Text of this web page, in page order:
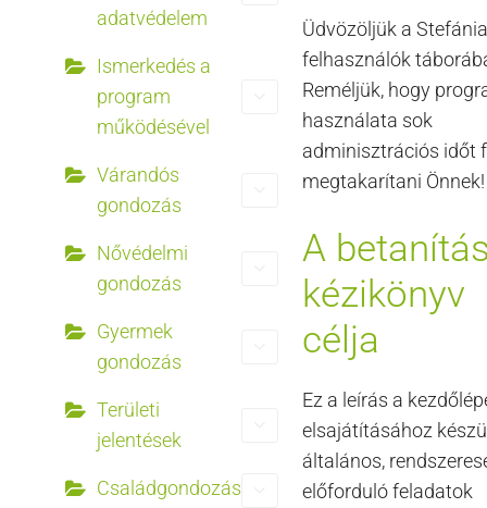
adatvédelem
Ismerkedés a
program
működésével
Várandós
gondozás
Nővédelmi
gondozás
Gyermek
gondozás
Területi
jelentések
Családgondozás
Üdvözöljük a Stefánia
felhasználók
Reméljük, hogy
használata sok
adminisztrációs időt
megtakarítani Önnek!
A
kézikönyv
célja
Ez a leírás a
elsajátításához
általános,
előforduló feladatok